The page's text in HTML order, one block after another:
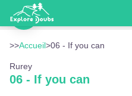
06 - If you can
>>Accueil>06 - If you can
Rurey
06 - If you can